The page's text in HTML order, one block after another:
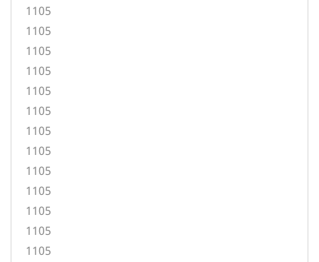
1105
1105
1105
1105
1105
1105
1105
1105
1105
1105
1105
1105
1105